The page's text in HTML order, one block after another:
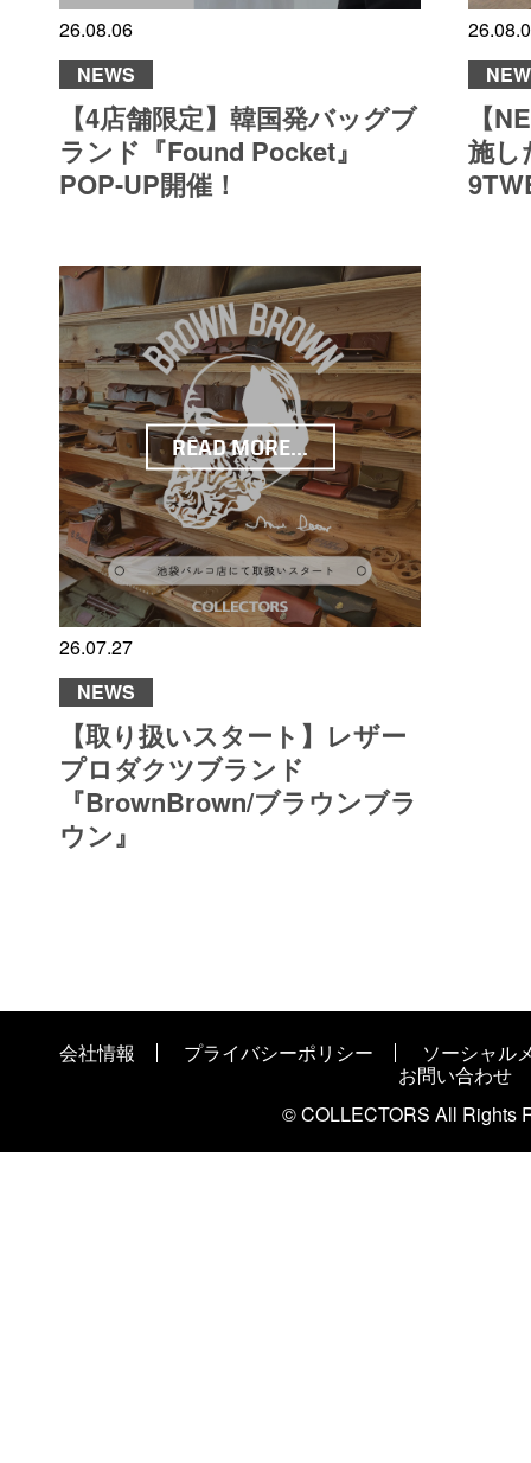
26.08.06
NEWS
【4店舗限定】韓国発バッグブ
ランド『Found Pocket』
POP-UP開催！
【
施し
READ MORE...
26.07.27
NEWS
【取り扱いスタート】レザー
プロダクツブランド
『BrownBrown/ブラウンブラ
ウン』
会社情報 プライバシーポリシー
ソーシャル
お問い合わせ
© COLLECTORS All Rights